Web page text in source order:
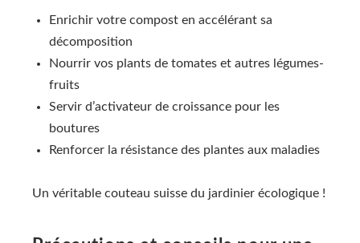
Enrichir votre compost en accélérant sa
décomposition
Nourrir vos plants de tomates et autres légumes-
fruits
Servir d’activateur de croissance pour les
boutures
Renforcer la résistance des plantes aux maladies
Un véritable couteau suisse du jardinier écologique !